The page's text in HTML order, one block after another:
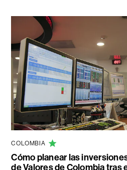
COLOMBIA
Cómo planear las
de Valores de Colombia tras